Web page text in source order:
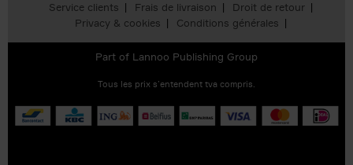
Service clients Frais de livraison
Droit de retour
Privacy & cookies
Conditions générales
Part of Lannoo Publishing Group
Tous les prix s’entendent tva compris.